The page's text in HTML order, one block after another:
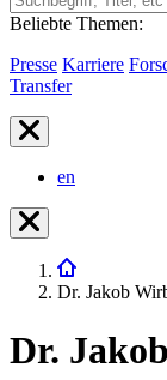
Beliebte Themen:
Presse Karriere
Transfer
en
Dr. Jakob
Dr.